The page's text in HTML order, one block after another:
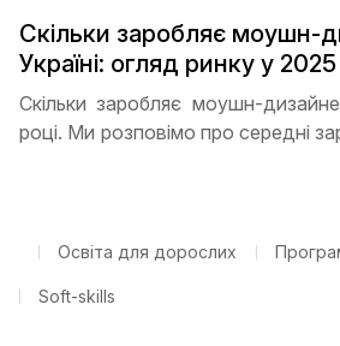
Скільки заробляє моушн-
Україні: огляд ринку у 2025
Скільки заробляє моушн-
році. Ми розповімо про середні
Освіта для дорослих
Soft-skills